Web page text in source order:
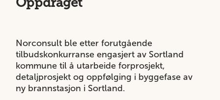
Norconsult ble etter forutgående
tilbudskonkurranse engasjert av Sortland
kommune til å utarbeide forprosjekt,
detaljprosjekt og oppfølging i byggefase av
ny brannstasjon i Sortland.